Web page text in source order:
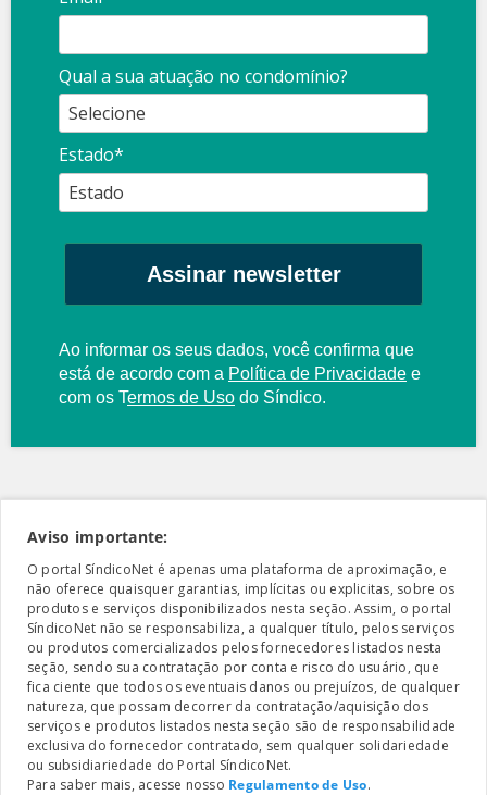
Qual a sua atuação no condomínio?
Estado*
Assinar newsletter
Ao informar os seus dados, você confirma que
está de acordo com a Política de Privacidade e
com os Termos de Uso do Síndico.
Aviso importante:
O portal SíndicoNet é apenas uma plataforma de aproximação, e
não oferece quaisquer garantias, implícitas ou explicitas, sobre os
produtos e serviços disponibilizados nesta seção. Assim, o portal
SíndicoNet não se responsabiliza, a qualquer título, pelos serviços
ou produtos comercializados pelos fornecedores listados nesta
seção, sendo sua contratação por conta e risco do usuário, que
fica ciente que todos os eventuais danos ou prejuízos, de qualquer
natureza, que possam decorrer da contratação/aquisição dos
serviços e produtos listados nesta seção são de responsabilidade
exclusiva do fornecedor contratado, sem qualquer solidariedade
ou subsidiariedade do Portal SíndicoNet.
Para saber mais, acesse nosso Regulamento de Uso.